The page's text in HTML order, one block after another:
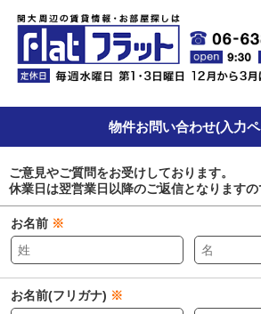
物件お問い合わせ(入力
ご意見やご質問をお受けしております。
休業日は翌営業日以降のご返信となりますの
お名前 ※
お名前(フリガナ) ※